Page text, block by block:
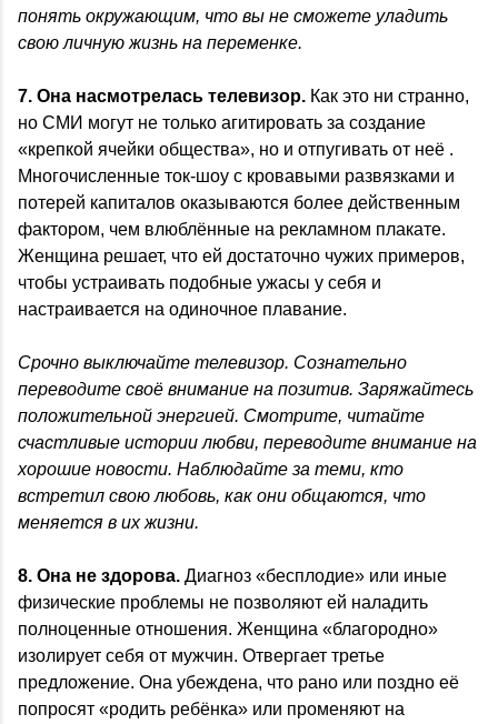
понять окружающим, что вы не сможете уладить
свою личную жизнь на переменке.
7. Она насмотрелась телевизор. Как это ни странно,
но СМИ могут не только агитировать за создание
«крепкой ячейки общества», но и отпугивать от неё .
Многочисленные ток-шоу с кровавыми развязками и
потерей капиталов оказываются более действенным
фактором, чем влюблённые на рекламном плакате.
Женщина решает, что ей достаточно чужих примеров,
чтобы устраивать подобные ужасы у себя и
настраивается на одиночное плавание.
Срочно выключайте телевизор. Сознательно
переводите своё внимание на позитив. Заряжайтесь
положительной энергией. Смотрите, читайте
счастливые истории любви, переводите внимание на
хорошие новости. Наблюдайте за теми, кто
встретил свою любовь, как они общаются, что
меняется в их жизни.
8. Она не здорова. Диагноз «бесплодие» или иные
физические проблемы не позволяют ей наладить
полноценные отношения. Женщина «благородно»
изолирует себя от мужчин. Отвергает третье
предложение. Она убеждена, что рано или поздно её
попросят «родить ребёнка» или променяют на